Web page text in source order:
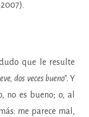
que le resulte
dos veces bueno”. Y
no es bueno; o, al
me parece mal,